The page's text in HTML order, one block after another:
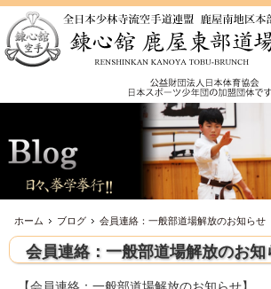
ホーム ブログ 会員連絡：一般部道場解放のお知らせ
会員連絡：一般部道場解放のお知